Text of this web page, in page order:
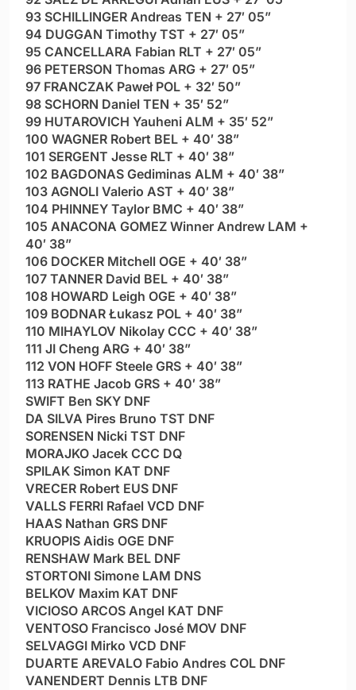
93 SCHILLINGER Andreas TEN + 27′ 05”
94 DUGGAN Timothy TST + 27′ 05”
95 CANCELLARA Fabian RLT + 27′ 05”
96 PETERSON Thomas ARG + 27′ 05”
97 FRANCZAK Paweł POL + 32′ 50”
98 SCHORN Daniel TEN + 35′ 52”
99 HUTAROVICH Yauheni ALM + 35′ 52”
100 WAGNER Robert BEL + 40′ 38”
101 SERGENT Jesse RLT + 40′ 38”
102 BAGDONAS Gediminas ALM + 40′ 38”
103 AGNOLI Valerio AST + 40′ 38”
104 PHINNEY Taylor BMC + 40′ 38”
105 ANACONA GOMEZ Winner Andrew LAM +
40′ 38”
106 DOCKER Mitchell OGE + 40′ 38”
107 TANNER David BEL + 40′ 38”
108 HOWARD Leigh OGE + 40′ 38”
109 BODNAR Łukasz POL + 40′ 38”
110 MIHAYLOV Nikolay CCC + 40′ 38”
111 JI Cheng ARG + 40′ 38”
112 VON HOFF Steele GRS + 40′ 38”
113 RATHE Jacob GRS + 40′ 38”
SWIFT Ben SKY DNF
DA SILVA Pires Bruno TST DNF
SORENSEN Nicki TST DNF
MORAJKO Jacek CCC DQ
SPILAK Simon KAT DNF
VRECER Robert EUS DNF
VALLS FERRI Rafael VCD DNF
HAAS Nathan GRS DNF
KRUOPIS Aidis OGE DNF
RENSHAW Mark BEL DNF
STORTONI Simone LAM DNS
BELKOV Maxim KAT DNF
VICIOSO ARCOS Angel KAT DNF
VENTOSO Francisco José MOV DNF
SELVAGGI Mirko VCD DNF
DUARTE AREVALO Fabio Andres COL DNF
VANENDERT Dennis LTB DNF